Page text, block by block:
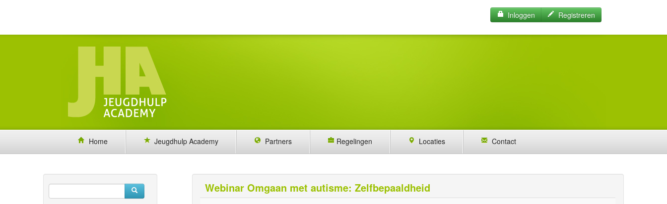
Inloggen Registreren
Home Jeugdhulp Academy Partners Regelingen Locaties Contact
Webinar Omgaan met autisme: Zelfbepaaldheid